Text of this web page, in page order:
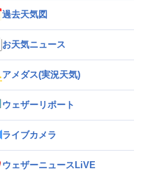
過去天気図
お天気ニュース
アメダス(実況天気)
ウェザーリポート
ライブカメラ
ウェザーニュースLiVE